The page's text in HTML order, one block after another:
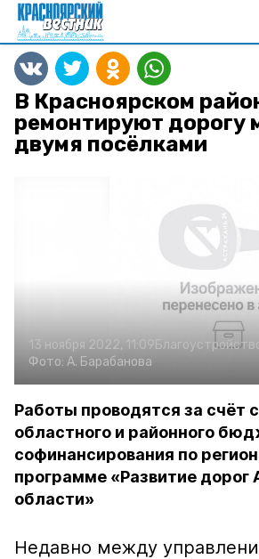
В Красноярском
ремонтируют дорогу
двумя посёлками
13 ноября 2022, 11:09
Фото: А. Барабанова
Работы проводятся за счёт
областного и районного
софинансирования по
программе «Развитие дорог
области»
Недавно между